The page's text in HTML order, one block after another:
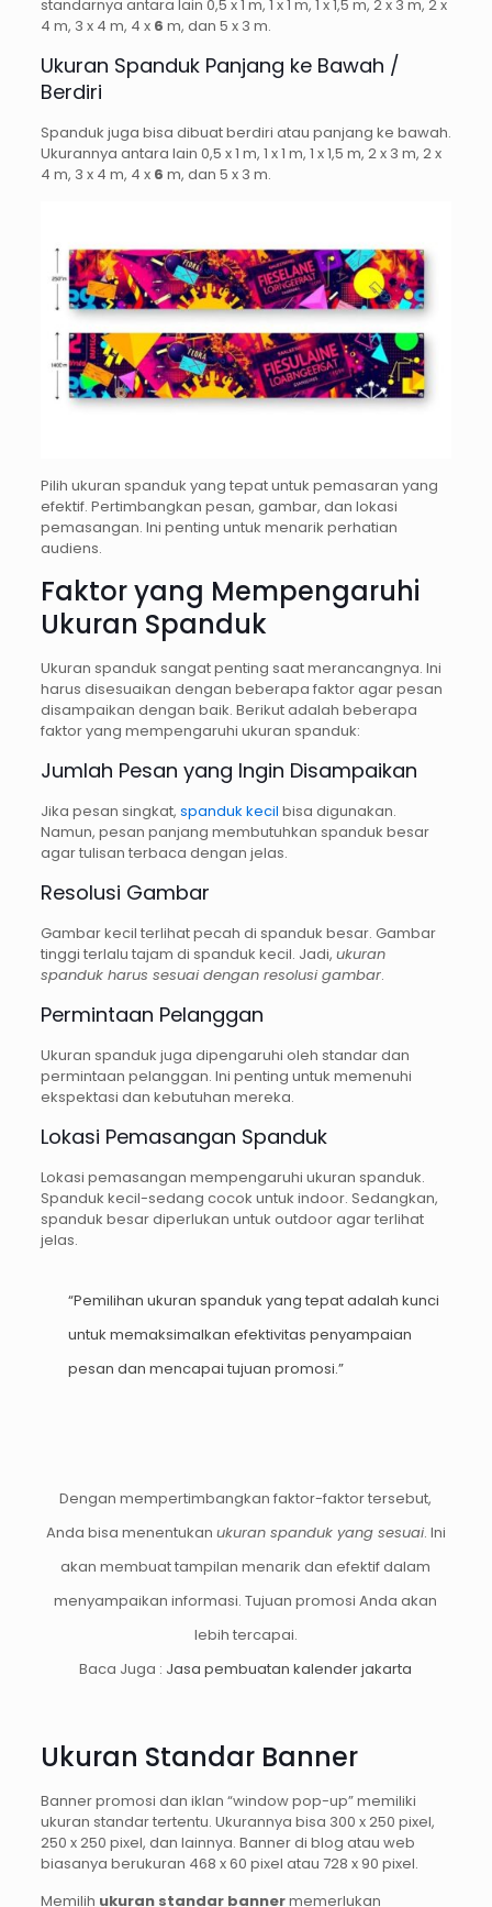
standarnya antara lain 0,5 x 1 m, 1 x 1 m, 1 x 1,5 m, 2 x 3 m, 2 x
4 m, 3 x 4 m, 4 x 6 m, dan 5 x 3 m.
Ukuran Spanduk Panjang ke Bawah /
Berdiri
Spanduk juga bisa dibuat berdiri atau panjang ke bawah.
Ukurannya antara lain 0,5 x 1 m, 1 x 1 m, 1 x 1,5 m, 2 x 3 m, 2 x
4 m, 3 x 4 m, 4 x 6 m, dan 5 x 3 m.
Pilih ukuran spanduk yang tepat untuk pemasaran yang
efektif. Pertimbangkan pesan, gambar, dan lokasi
pemasangan. Ini penting untuk menarik perhatian
audiens.
Faktor yang Mempengaruhi
Ukuran Spanduk
Ukuran spanduk sangat penting saat merancangnya. Ini
harus disesuaikan dengan beberapa faktor agar pesan
disampaikan dengan baik. Berikut adalah beberapa
faktor yang mempengaruhi ukuran spanduk:
Jumlah Pesan yang Ingin Disampaikan
Jika pesan singkat, spanduk kecil bisa digunakan.
Namun, pesan panjang membutuhkan spanduk besar
agar tulisan terbaca dengan jelas.
Resolusi Gambar
Gambar kecil terlihat pecah di spanduk besar. Gambar
tinggi terlalu tajam di spanduk kecil. Jadi, ukuran
spanduk harus sesuai dengan resolusi gambar.
Permintaan Pelanggan
Ukuran spanduk juga dipengaruhi oleh standar dan
permintaan pelanggan. Ini penting untuk memenuhi
ekspektasi dan kebutuhan mereka.
Lokasi Pemasangan Spanduk
Lokasi pemasangan mempengaruhi ukuran spanduk.
Spanduk kecil-sedang cocok untuk indoor. Sedangkan,
spanduk besar diperlukan untuk outdoor agar terlihat
jelas.
“Pemilihan ukuran spanduk yang tepat adalah kunci
untuk memaksimalkan efektivitas penyampaian
pesan dan mencapai tujuan promosi.”
Dengan mempertimbangkan faktor-faktor tersebut,
Anda bisa menentukan ukuran spanduk yang sesuai. Ini
akan membuat tampilan menarik dan efektif dalam
menyampaikan informasi. Tujuan promosi Anda akan
lebih tercapai.
Baca Juga : Jasa pembuatan kalender jakarta
Ukuran Standar Banner
Banner promosi dan iklan “window pop-up” memiliki
ukuran standar tertentu. Ukurannya bisa 300 x 250 pixel,
250 x 250 pixel, dan lainnya. Banner di blog atau web
biasanya berukuran 468 x 60 pixel atau 728 x 90 pixel.
Memilih ukuran standar bannermemerlukan